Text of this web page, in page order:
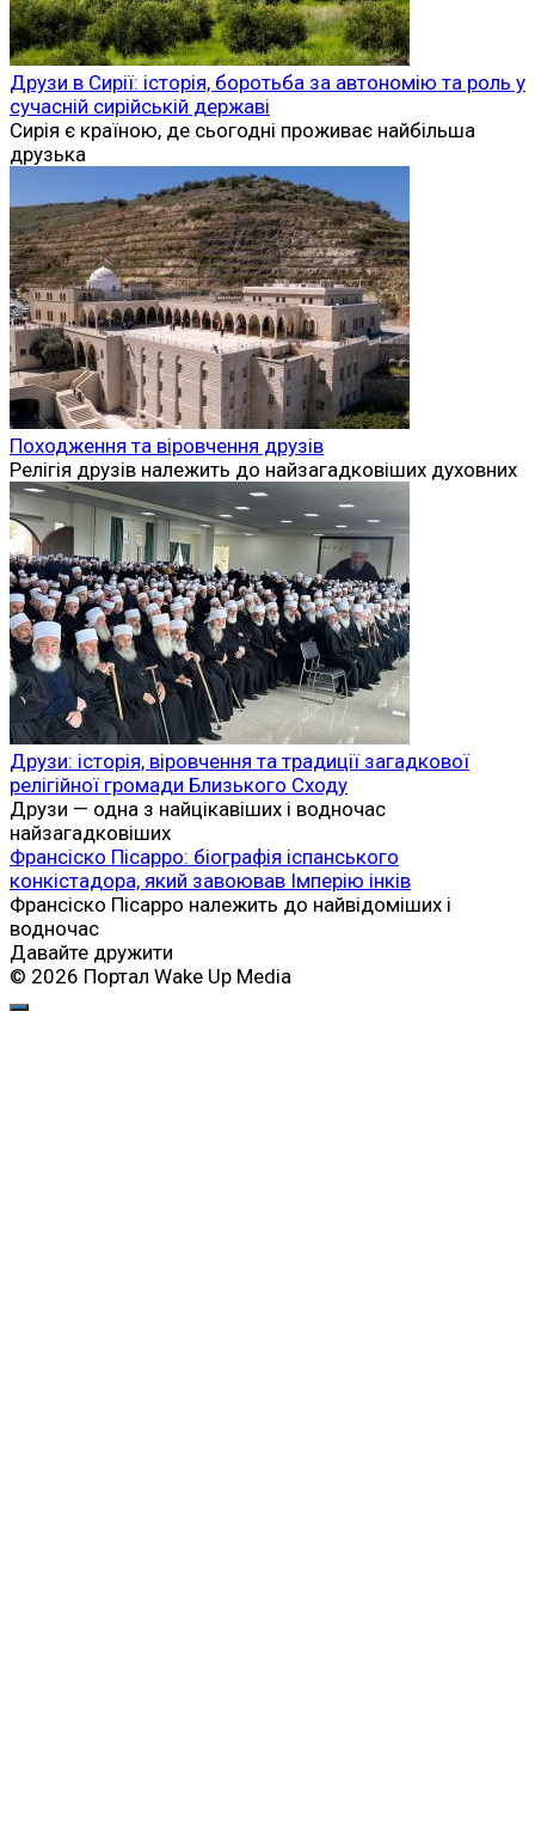
Друзи в Сирії: історія, боротьба за автономію та роль у
сучасній сирійській державі
Сирія є країною, де сьогодні проживає найбільша
друзька
Походження та віровчення друзів
Релігія друзів належить до найзагадковіших духовних
Друзи: історія, віровчення та традиції загадкової
релігійної громади Близького Сходу
Друзи — одна з найцікавіших і водночас
найзагадковіших
Франсіско Пісарро: біографія іспанського
конкістадора, який завоював Імперію інків
Франсіско Пісарро належить до найвідоміших і
водночас
Давайте дружити
© 2026 Портал Wake Up Media